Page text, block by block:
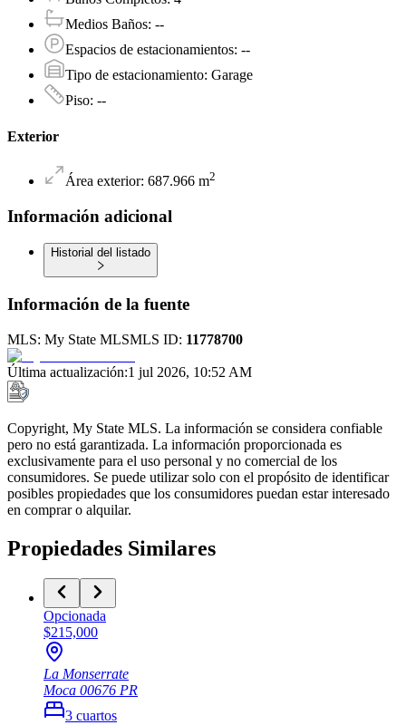
Medios Baños: --
Espacios de estacionamientos: --
Tipo de estacionamiento: Garage
Piso: --
Exterior
Área exterior: 687.966 m2
Información adicional
Historial del listado
Información de la fuente
MLS: My State MLSMLS ID: 11778700
Última actualización:1 jul 2026, 10:52 AM
Copyright, My State MLS. La información se considera confiable
pero no está garantizada. La información proporcionada es
exclusivamente para el uso personal y no comercial de los
consumidores. Se puede utilizar solo con el propósito de identificar
posibles propiedades que los consumidores puedan estar interesado
en comprar o alquilar.
Propiedades Similares
Opcionada
$215,000
La Monserrate
Moca 00676 PR
3 cuartos